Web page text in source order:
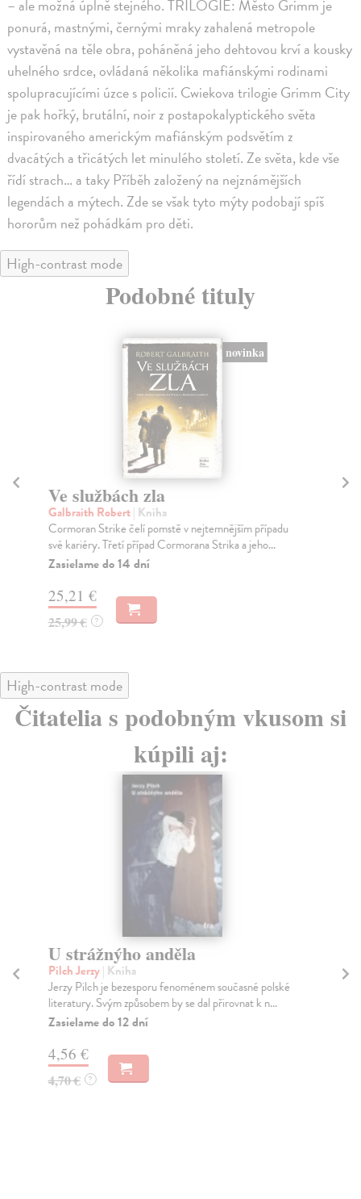
– ale možná úplně stejného. TRILOGIE: Město Grimm je
ponurá, mastnými, černými mraky zahalená metropole
vystavěná na těle obra, poháněná jeho dehtovou krví a kousky
uhelného srdce, ovládaná několika mafiánskými rodinami
spolupracujícími úzce s policií. Cwiekova trilogie Grimm City
je pak hořký, brutální, noir z postapokalyptického světa
inspirovaného americkým mafiánským podsvětím z
dvacátých a třicátých let minulého století. Ze světa, kde vše
řídí strach… a taky Příběh založený na nejznámějších
legendách a mýtech. Zde se však tyto mýty podobají spíš
hororům než pohádkám pro děti.
High-contrast mode
Podobné tituly
novinka
Ve službách zla
Galbraith Robert| Kniha
Cormoran Strike čelí pomstě v nejtemnějším případu
své kariéry. Třetí případ Cormorana Strika a jeho...
Zasielame do 14 dní
25,21 €
25,99 € ?
High-contrast mode
Čitatelia s podobným vkusom si
kúpili aj:
U strážnýho anděla
Pilch Jerzy| Kniha
Jerzy Pilch je bezesporu fenoménem současné polské
literatury. Svým způsobem by se dal přirovnat k n...
Zasielame do 12 dní
4,56 €
4,70 € ?